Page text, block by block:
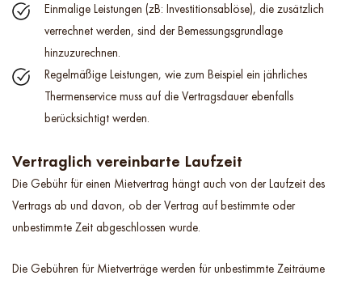
Einmalige Leistungen (zB: Investitionsablöse), die zusätzlich
verrechnet werden, sind der Bemessungsgrundlage
hinzuzurechnen.
Regelmäßige Leistungen, wie zum Beispiel ein jährliches
Thermenservice muss auf die Vertragsdauer ebenfalls
berücksichtigt werden.
Vertraglich vereinbarte Laufzeit
Die Gebühr für einen Mietvertrag hängt auch von der Laufzeit des
Vertrags ab und davon, ob der Vertrag auf bestimmte oder
unbestimmte Zeit abgeschlossen wurde.
Die Gebühren für Mietverträge werden für unbestimmte Zeiträume